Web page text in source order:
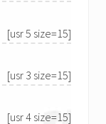
[usr 5 size=15]
[usr 3 size=15]
[usr 4 size=15]